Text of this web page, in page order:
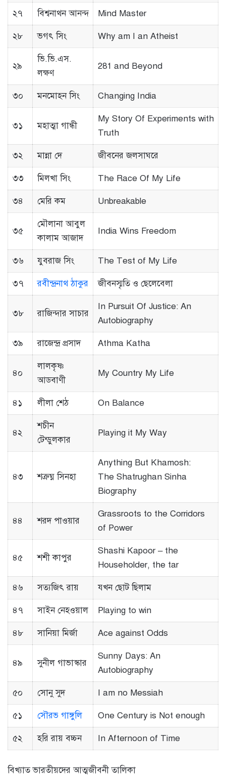
২৭ বিশ্বনাথন আনন্দ Mind Master
২৮ ভগৎ সিং Why am I an Atheist
২৯
ভি.ভি.এস.
লক্ষণ
281 and Beyond
৩০ মনমোহন সিং Changing India
৩১ মহাত্মা গান্ধী
My Story Of Experiments with
Truth
৩২ মান্না দে জীবনের জলসাঘরে
৩৩ মিলখা সিং The Race Of My Life
৩৪ মেরি কম Unbreakable
৩৫
মৌলানা আবুল
কালাম আজাদ
India Wins Freedom
৩৬ যুবরাজ সিং The Test of My Life
৩৭ রবীন্দ্রনাথ ঠাকুর জীবনস্মৃতি ও ছেলেবেলা
৩৮ রাজিন্দার সাচার
In Pursuit Of Justice: An
Autobiography
৩৯ রাজেন্দ্র প্রসাদ Athma Katha
৪০
লালকৃষ্ণ
আডবাণী
My Country My Life
৪১ লীলা শেঠ On Balance
৪২
শচীন
টেন্ডুলকার
Playing it My Way
৪৩ শত্রুঘ্ন সিনহা
Anything But Khamosh:
The Shatrughan Sinha
Biography
৪৪ শরদ পাওয়ার
Grassroots to the Corridors
of Power
৪৫ শশী কাপুর
Shashi Kapoor – the
Householder, the tar
৪৬ সত্যজিৎ রায় যখন ছোট ছিলাম
৪৭ সাইন নেহওয়াল Playing to win
৪৮ সানিয়া মির্জা Ace against Odds
৪৯ সুনীল গাভাস্কার
Sunny Days: An
Autobiography
৫০ সোনু সুদ I am no Messiah
৫১ সৌরভ গাঙ্গুলি One Century is Not enough
৫২ হরি রায় বচ্চন In Afternoon of Time
বিখ্যাত ভারতীয়দের আত্মজীবনী তালিকা